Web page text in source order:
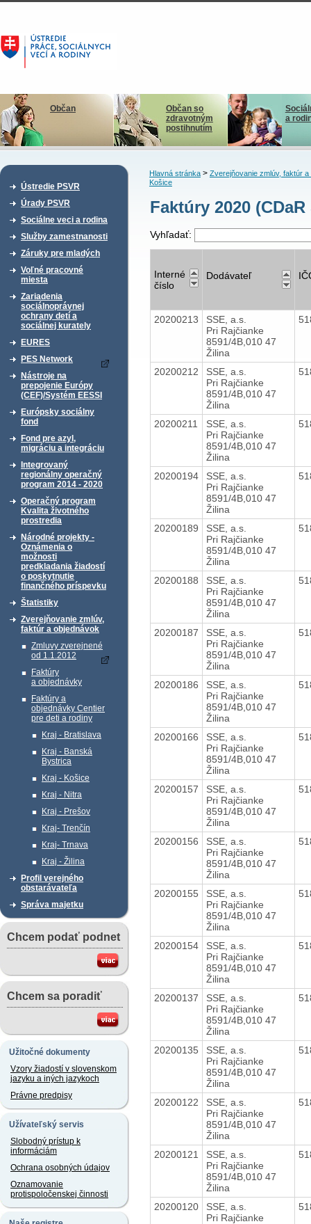
Občan
Občan so
zdravotným
postihnutím
a
Ústredie PSVR
Úrady PSVR
Sociálne veci a rodina
Služby zamestnanosti
Záruky pre mladých
Voľné pracovné
miesta
Zariadenia
sociálnoprávnej
ochrany detí a
sociálnej kurately
EURES
PES Network
Nástroje na
prepojenie Európy
(CEF)/Systém EESSI
Európsky sociálny
fond
Fond pre azyl,
migráciu a integráciu
Integrovaný
regionálny operačný
program 2014 - 2020
Operačný program
Kvalita životného
prostredia
Národné projekty -
Oznámenia o
možnosti
predkladania žiadostí
o poskytnutie
finančného príspevku
Štatistiky
Zverejňovanie zmlúv,
faktúr a objednávok
Zmluvy zverejnené
od 1.1.2012
Faktúry
a objednávky
Faktúry a
objednávky Centier
pre deti a rodiny
Kraj - Bratislava
Kraj - Banská
Bystrica
Kraj - Košice
Kraj - Nitra
Kraj - Prešov
Kraj- Trenčín
Kraj- Trnava
Kraj - Žilina
Profil verejného
obstarávateľa
Správa majetku
Chcem podať podnet
Chcem sa poradiť
Užitočné dokumenty
Vzory žiadostí v slovenskom
jazyku a iných jazykoch
Právne predpisy
Užívateľský servis
Slobodný prístup k
informáciám
Ochrana osobných údajov
Oznamovanie
protispoločenskej činnosti
Hlavná stránka> Zverejňovanie zmlúv, faktúr a
Košice
Faktúry 2020
Vyhľadať:
Interné
číslo
Dodávateľ
20200213
SSE, a.s.
Pri Rajčianke
8591/4B,010 47
Žilina
20200212
SSE, a.s.
Pri Rajčianke
8591/4B,010 47
Žilina
20200211
SSE, a.s.
Pri Rajčianke
8591/4B,010 47
Žilina
20200194
SSE, a.s.
Pri Rajčianke
8591/4B,010 47
Žilina
20200189
SSE, a.s.
Pri Rajčianke
8591/4B,010 47
Žilina
20200188
SSE, a.s.
Pri Rajčianke
8591/4B,010 47
Žilina
20200187
SSE, a.s.
Pri Rajčianke
8591/4B,010 47
Žilina
20200186
SSE, a.s.
Pri Rajčianke
8591/4B,010 47
Žilina
20200166
SSE, a.s.
Pri Rajčianke
8591/4B,010 47
Žilina
20200157
SSE, a.s.
Pri Rajčianke
8591/4B,010 47
Žilina
20200156
SSE, a.s.
Pri Rajčianke
8591/4B,010 47
Žilina
20200155
SSE, a.s.
Pri Rajčianke
8591/4B,010 47
Žilina
20200154
SSE, a.s.
Pri Rajčianke
8591/4B,010 47
Žilina
20200137
SSE, a.s.
Pri Rajčianke
8591/4B,010 47
Žilina
20200135
SSE, a.s.
Pri Rajčianke
8591/4B,010 47
Žilina
20200122
SSE, a.s.
Pri Rajčianke
8591/4B,010 47
Žilina
20200121
SSE, a.s.
Pri Rajčianke
8591/4B,010 47
Žilina
20200120
SSE, a.s.
Pri Rajčianke